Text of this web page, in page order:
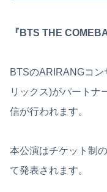
『BTS THE
BTSのARIRANGコ
リックス)がパートナ
信が行われます。
本公演はチケット制
て発表されます。